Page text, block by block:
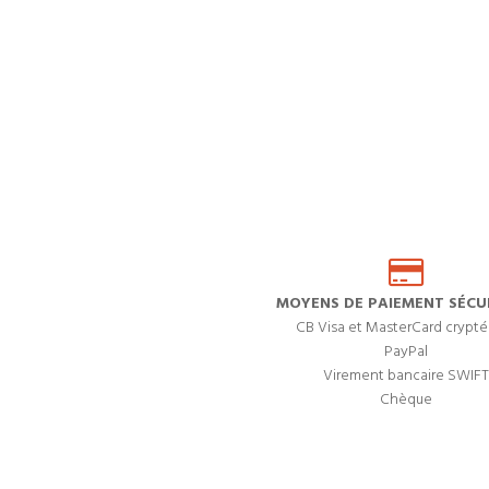
MOYENS DE PAIEMENT
CB Visa et MasterCard
PayPal
Virement bancaire SWIFT
Chèque